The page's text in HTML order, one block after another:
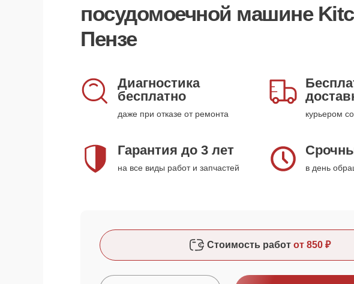
посудомоечной машине
Пензе
Диагностика
бесплатно
даже при отказе от ремонта курьером
Гарантия до 3 лет
на все виды работ и запчастей в день
Стоимость работ от 850 ₽